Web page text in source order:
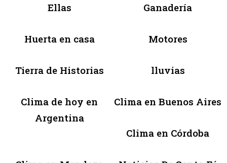
Ellas Ganadería
Huerta en casa Motores
Tierra de Historias lluvias
Clima de hoy en
Argentina
Clima en Buenos Aires
Clima en Córdoba